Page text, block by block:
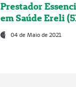
Prestador
em Saúde Ereli
04 de Maio de 2021